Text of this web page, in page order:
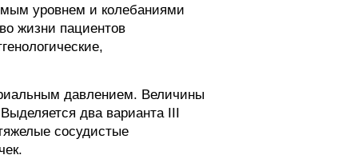
уровнем и колебаниями
жизни пациентов
давлением. Величины
два варианта III
сосудистые